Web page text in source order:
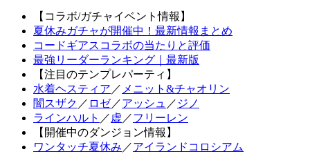
【コラボ/ガチャイベント情報】
夏休みガチャが開催中！最新情報まとめ
コードギアスコラボの当たりと評価
最強リーダーランキング｜最新版
【注目のテンプレパーティ】
水着ヘスティア ／ メニット&チャオリン
闇スザク ／ ロゼ／アッシュ ／ ジノ
ラインハルト ／ 虚 ／フリーレン
【開催中のダンジョン情報】
ワンタッチ夏休み ／アイランドコロシアム